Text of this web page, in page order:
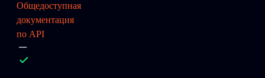
Общедоступная
документация
по API